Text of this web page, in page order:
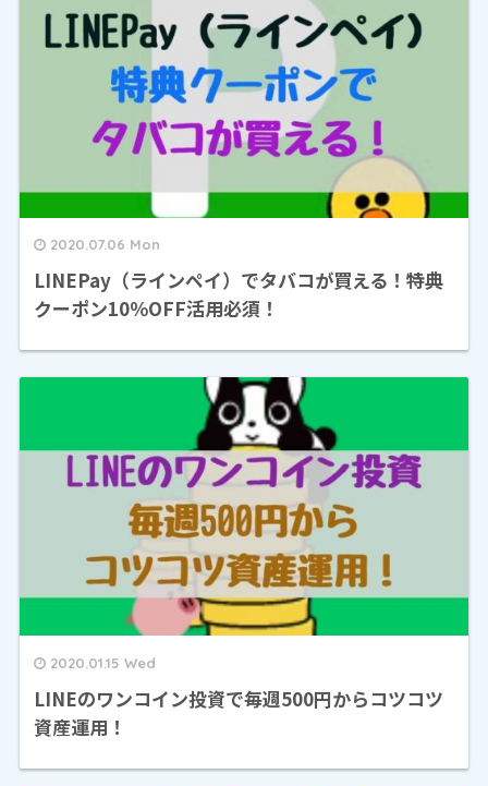
2020.07.06 Mon
LINEPay（ラインペイ）でタバコが買える！特典
クーポン10％OFF活用必須！
2020.01.15 Wed
LINEのワンコイン投資で毎週500円からコツコツ
資産運用！